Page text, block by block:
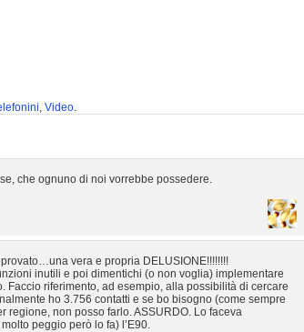
, Video.
che ognuno di noi vorrebbe possedere.
vera e propria DELUSIONE!!!!!!!!
inutili e poi dimentichi (o non voglia) implementare
Faccio riferimento, ad esempio, alla possibilità di cercare
ho 3.756 contatti e se bo bisogno (come sempre
regione, non posso farlo. ASSURDO. Lo faceva
peggio però lo fa) l’E90.